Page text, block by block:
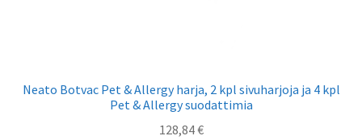
Neato Botvac Pet & Allergy harja, 2 kpl sivuharjoja ja 4 kpl
Pet & Allergy suodattimia
128,84€